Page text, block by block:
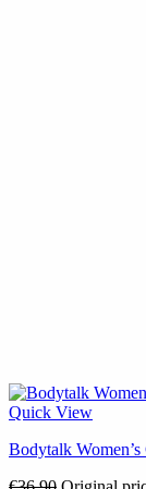
Quick View
Bodytalk